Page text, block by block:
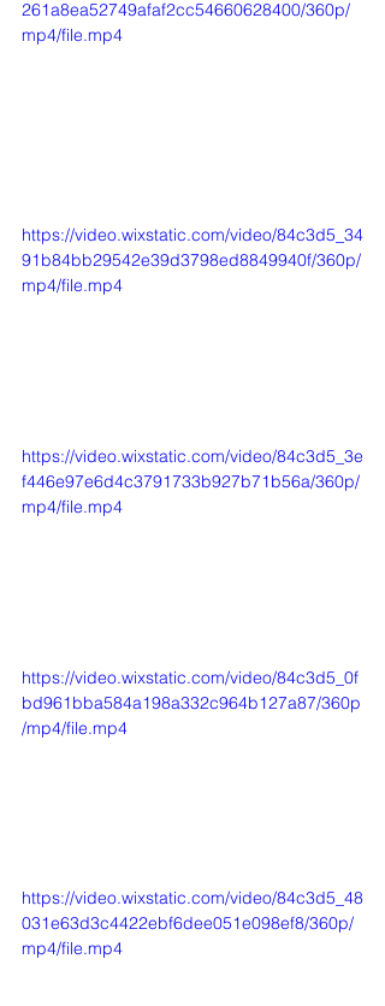
261a8ea52749afaf2cc54660628400/360p/
mp4/file.mp4
https://video.wixstatic.com/video/84c3d5_34
91b84bb29542e39d3798ed8849940f/360p/
mp4/file.mp4
https://video.wixstatic.com/video/84c3d5_3e
f446e97e6d4c3791733b927b71b56a/360p/
mp4/file.mp4
https://video.wixstatic.com/video/84c3d5_0f
bd961bba584a198a332c964b127a87/360p
/mp4/file.mp4
https://video.wixstatic.com/video/84c3d5_48
031e63d3c4422ebf6dee051e098ef8/360p/
mp4/file.mp4